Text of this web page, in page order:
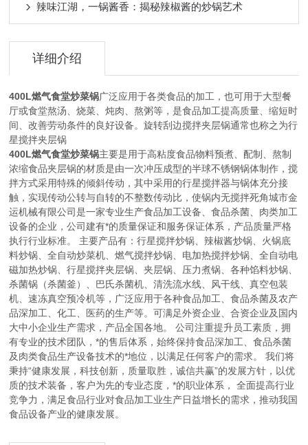
辣味江湖，一锅酱香：揭秘辣椒酱的炒锅艺术
详细介绍
400L燃气食堂炒菜锅广泛应用于各类食品的加工，也可用于大型餐
厅或食堂熬汤、烧菜、炖肉、熬粥等，是食品加工提高质量、缩短时
间、改善劳动条件的良好设备。旋转刮边搅拌夹层锅通常也称之为行
星搅拌夹层锅
400L燃气食堂炒菜锅主要是用于高粘度食品物料预煮、配制、熬制
浓缩食品夹层锅的材质是由一次冲压成型的半球不锈钢锅体制作，搅
拌方式采用特殊的倾斜传动，其中采用的行星搅拌器与锅体充分接
触，实现传动公转与自转的不整数传动比，使锅内无搅拌死角城市金
运机械有限公司是一家专业生产食品加工设备、食品杀菌、肉类加工
设备的企业，公司建有*的质量保证和服务保证体系，产品质量严格
执行行业标准。 主要产品有：行星搅拌炒锅、辣椒酱炒锅、火锅底
料炒锅、全自动炒菜机、燃气搅拌炒锅、电加热搅拌炒锅、全自动电
磁加热炒锅、行星搅拌夹层锅、夹层锅、压力煮锅、各种馅料炒锅、
杀菌锅（杀菌釜）、巴氏杀菌机、清洗流水线、风干线、真空包装
机、速冻真空预冷机等，广泛应用于各种食品加工、食品杀菌及农产
品深加工、化工、医药的生产等。可满足外资企业、合资企业及国内
大中小企业生产需求，产品全国各地。 公司注重提升员工素质，拥
有专业的技术团队，*的售后体系，始终保持食品深加工、食品杀菌
及肉类食品生产设备技术的*地位，以满足任何客户的需求。 我们将
秉持“健康发展，科技创新，质量取胜，诚信共赢”的发展方针，以优
质的技术装备，客户为先的专业态度，*的职业体系， 全面提高行业
竞争力，满足食品行业对食品加工业生产日益增长的需求，推动我国
食品设备产业的健康发展。